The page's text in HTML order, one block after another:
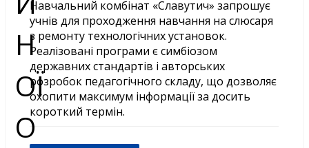
Навчальний комбінат «Славутич» запрошує
учнів для проходження навчання на слюсаря
з ремонту технологічних установок.
Реалізовані програми є симбіозом
державних стандартів і авторських
розробок педагогічного складу, що дозволяє
охопити максимум інформації за досить
короткий термін.